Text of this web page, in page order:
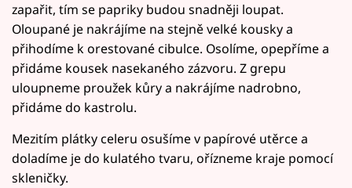
zapařit, tím se papriky budou snadněji loupat.
Oloupané je nakrájíme na stejně velké kousky a
přihodíme k orestované cibulce. Osolíme, opepříme a
přidáme kousek nasekaného zázvoru. Z grepu
uloupneme proužek kůry a nakrájíme nadrobno,
přidáme do kastrolu.
Mezitím plátky celeru osušíme v papírové utěrce a
doladíme je do kulatého tvaru, ořízneme kraje pomocí
skleničky.